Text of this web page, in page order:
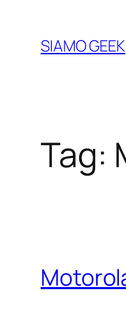
contenuto
SIAMO GEEK
Tag: